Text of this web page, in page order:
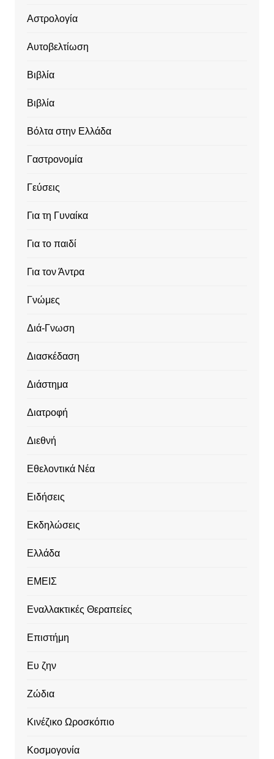
Αστρολογία
Αυτοβελτίωση
Βιβλία
Βιβλία
Βόλτα στην Ελλάδα
Γαστρονομία
Γεύσεις
Για τη Γυναίκα
Για το παιδί
Για τον Άντρα
Γνώμες
Διά-Γνωση
Διασκέδαση
Διάστημα
Διατροφή
Διεθνή
Εθελοντικά Νέα
Ειδήσεις
Εκδηλώσεις
Ελλάδα
ΕΜΕΙΣ
Εναλλακτικές Θεραπείες
Επιστήμη
Ευ ζην
Ζώδια
Κινέζικο Ωροσκόπιο
Κοσμογονία